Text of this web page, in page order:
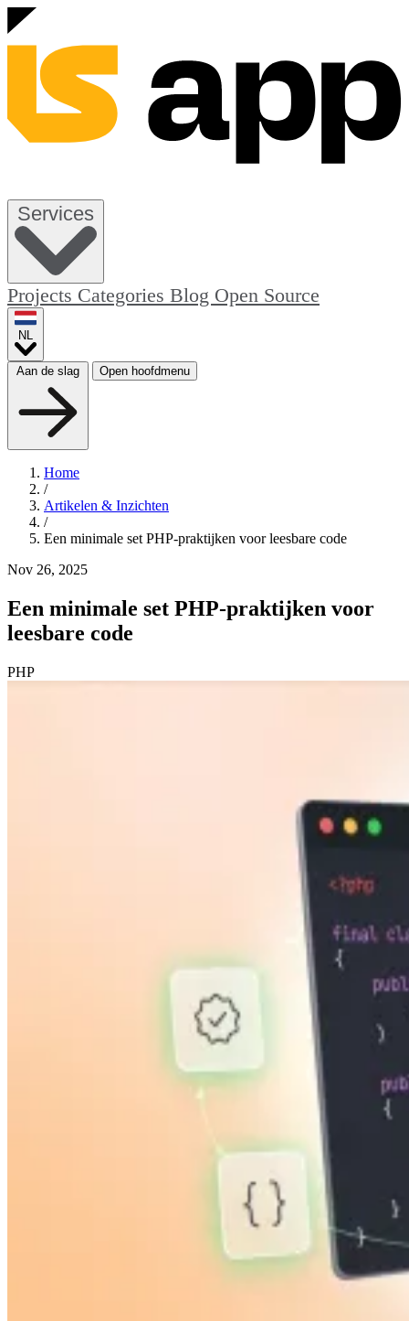
Services
Projects Categories Blog Open Source
NL
Aan de slag Open hoofdmenu
Home
/
Artikelen & Inzichten
/
Een minimale set PHP-praktijken voor leesbare code
Nov 26, 2025
Een minimale set PHP-praktijken voor
leesbare code
PHP